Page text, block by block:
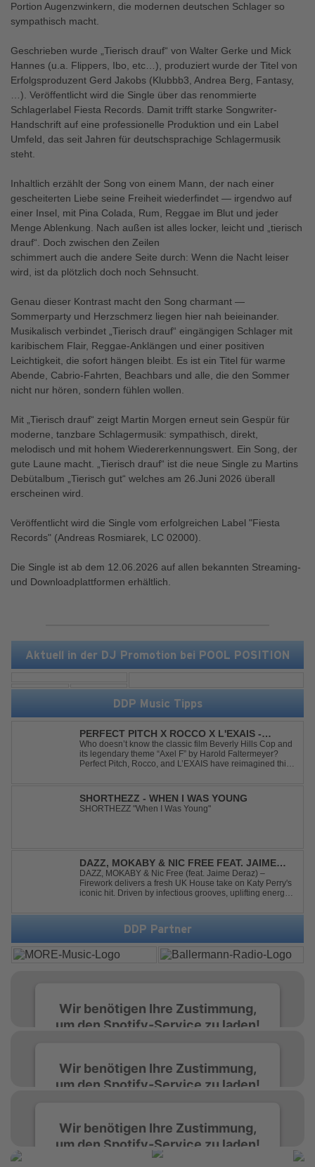
Aktuell in der DJ Promotion bei POOL POSITION
DDP Music Tipps
PERFECT PITCH X ROCCO X L'EXAIS -
DANCING ON FIRE
Who doesn’t know the classic film Beverly Hills Cop and
its legendary theme “Axel F” by Harold Faltermeyer?
Perfect Pitch, Rocco, and L’EXAIS have reimagined this
production style, they respectf...
SHORTHEZZ - WHEN I WAS YOUNG
SHORTHEZZ "When I Was Young"
DAZZ, MOKABY & NIC FREE FEAT. JAIME
DERAZ - FIREWORK
DAZZ, MOKABY & Nic Free (feat. Jaime Deraz) –
Firework delivers a fresh UK House take on Katy Perry's
iconic hit. Driven by infectious grooves, uplifting energy,
cover brings a modern club vibe while preserving the
emotional power of the origin...
DDP Partner
Wir benötigen Ihre Zustimmung,
um den Spotify-Service zu laden!
einzubetten. Dieser Service kann Daten zu
Ihren Aktivitäten sammeln. Bitte lesen Sie die
Mehr Informationen
Wir benötigen Ihre Zustimmung,
um den Spotify-Service zu laden!
einzubetten. Dieser Service kann Daten zu
Ihren Aktivitäten sammeln. Bitte lesen Sie die
Wir benötigen Ihre Zustimmung,
um den Spotify-Service zu laden!
Portion Augenzwinkern, die modernen deutschen Schlager so
sympathisch macht.
Geschrieben wurde „Tierisch drauf“ von Walter Gerke und Mick
Hannes (u.a. Flippers, Ibo, etc…), produziert wurde der Titel von
Erfolgsproduzent Gerd Jakobs (Klubbb3, Andrea Berg, Fantasy,
…). Veröffentlicht wird die Single über das renommierte
Schlagerlabel Fiesta Records. Damit trifft starke Songwriter-
Handschrift auf eine professionelle Produktion und ein Label
Umfeld, das seit Jahren für deutschsprachige Schlagermusik
steht.
Inhaltlich erzählt der Song von einem Mann, der nach einer
gescheiterten Liebe seine Freiheit wiederfindet — irgendwo auf
einer Insel, mit Pina Colada, Rum, Reggae im Blut und jeder
Menge Ablenkung. Nach außen ist alles locker, leicht und „tierisch
drauf“. Doch zwischen den Zeilen
schimmert auch die andere Seite durch: Wenn die Nacht leiser
wird, ist da plötzlich doch noch Sehnsucht.
Genau dieser Kontrast macht den Song charmant —
Sommerparty und Herzschmerz liegen hier nah beieinander.
Musikalisch verbindet „Tierisch drauf“ eingängigen Schlager mit
karibischem Flair, Reggae-Anklängen und einer positiven
Leichtigkeit, die sofort hängen bleibt. Es ist ein Titel für warme
Abende, Cabrio-Fahrten, Beachbars und alle, die den Sommer
nicht nur hören, sondern fühlen wollen.
Mit „Tierisch drauf“ zeigt Martin Morgen erneut sein Gespür für
moderne, tanzbare Schlagermusik: sympathisch, direkt,
melodisch und mit hohem Wiedererkennungswert. Ein Song, der
gute Laune macht. „Tierisch drauf“ ist die neue Single zu Martins
Debütalbum „Tierisch gut“ welches am 26.Juni 2026 überall
erscheinen wird.
Veröffentlicht wird die Single vom erfolgreichen Label "Fiesta
Records" (Andreas Rosmiarek, LC 02000).
Die Single ist ab dem 12.06.2026 auf allen bekannten Streaming-
und Downloadplattformen erhältlich.